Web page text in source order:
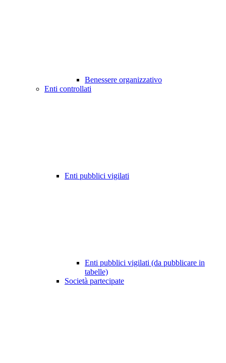
Benessere organizzativo
Enti controllati
Enti pubblici vigilati
Enti pubblici vigilati (da pubblicare in
tabelle)
Società partecipate